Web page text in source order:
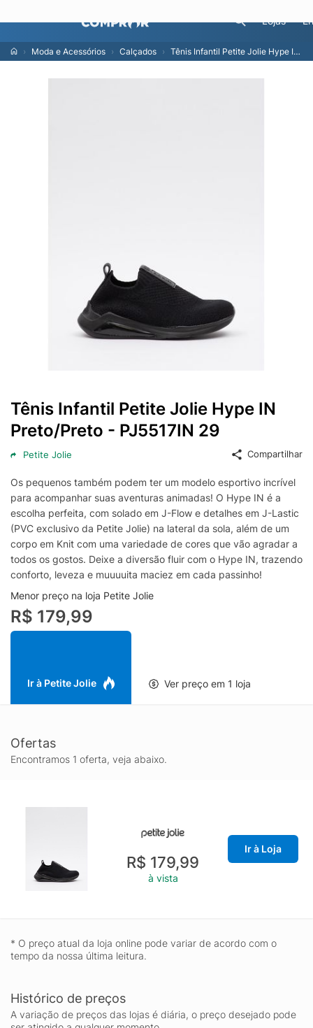
Lojas
Moda e Acessórios Calçados Tênis Infantil Petite Jolie Hype IN Preto/Preto - PJ5517IN 29
Tênis Infantil Petite Jolie Hype IN
Preto/Preto - PJ5517IN 29
Petite Jolie Compartilhar
Os pequenos também podem ter um modelo esportivo incrível
para acompanhar suas aventuras animadas! O Hype IN é a
escolha perfeita, com solado em J-Flow e detalhes em J-Lastic
(PVC exclusivo da Petite Jolie) na lateral da sola, além de um
corpo em Knit com uma variedade de cores que vão agradar a
todos os gostos. Deixe a diversão fluir com o Hype IN, trazendo
conforto, leveza e muuuuita maciez em cada passinho!
Menor preço na loja Petite Jolie
R$ 179,99
Ir à Petite Jolie Ver preço em 1 loja
Ofertas
Encontramos 1 oferta, veja abaixo.
R$ 179,99
à vista
Ir à Loja
* O preço atual da loja online pode variar de acordo com o
tempo da nossa última leitura.
Histórico de preços
A variação de preços das lojas é diária, o preço desejado pode